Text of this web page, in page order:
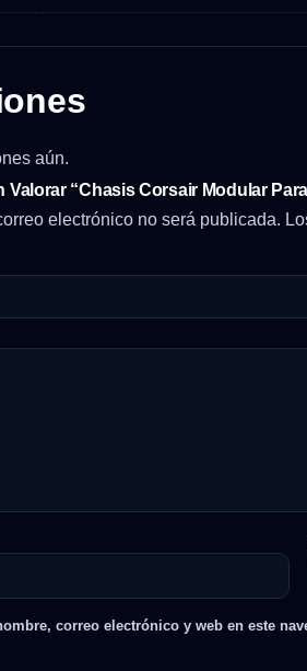
aún.
Valorar “Chasis Corsair Modular
electrónico no será publicada.
correo electrónico y web en este